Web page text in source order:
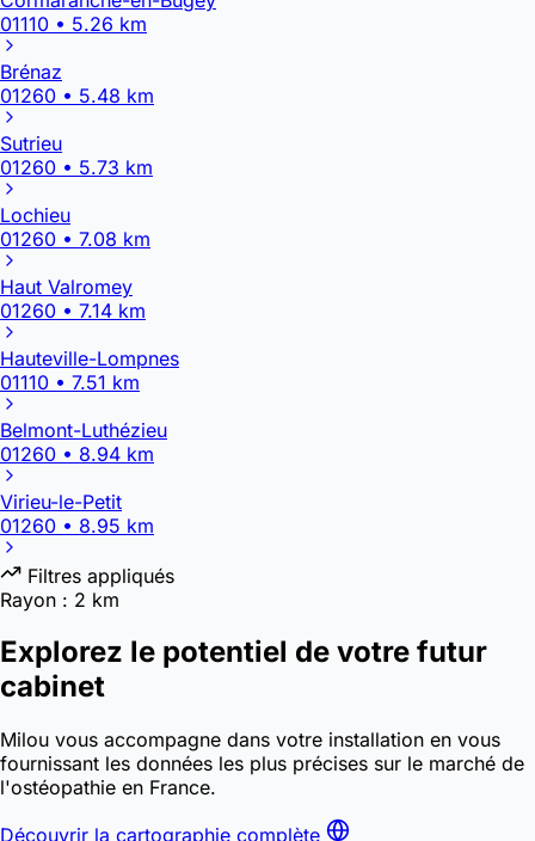
01110 • 5.26 km
Brénaz
01260 • 5.48 km
Sutrieu
01260 • 5.73 km
Lochieu
01260 • 7.08 km
Haut Valromey
01260 • 7.14 km
Hauteville-Lompnes
01110 • 7.51 km
Belmont-Luthézieu
01260 • 8.94 km
Virieu-le-Petit
01260 • 8.95 km
Filtres appliqués
Rayon : 2 km
Explorez le potentiel de votre futur
cabinet
Milou vous accompagne dans votre installation en vous
fournissant les données les plus précises sur le marché de
l'ostéopathie en France.
Découvrir la cartographie complète